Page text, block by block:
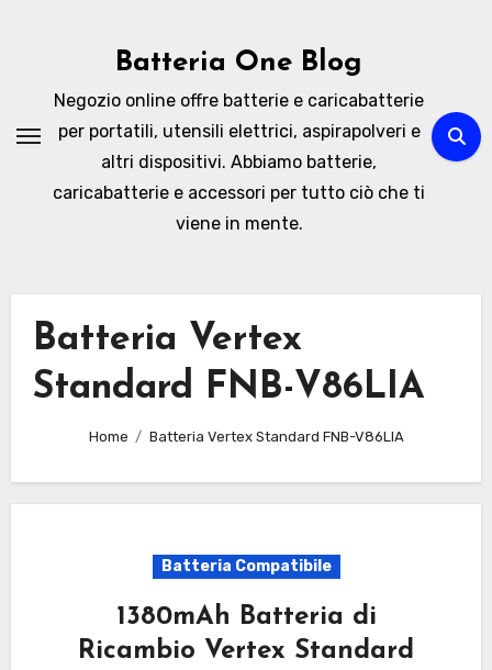
Batteria One Blog
Negozio online offre batterie e caricabatterie
per portatili, utensili elettrici, aspirapolveri e
altri dispositivi. Abbiamo batterie,
caricabatterie e accessori per tutto ciò che ti
viene in mente.
Batteria Vertex
Standard FNB-V86LIA
Home Batteria Vertex Standard FNB-V86LIA
Batteria Compatibile
1380mAh Batteria di
Ricambio Vertex Standard